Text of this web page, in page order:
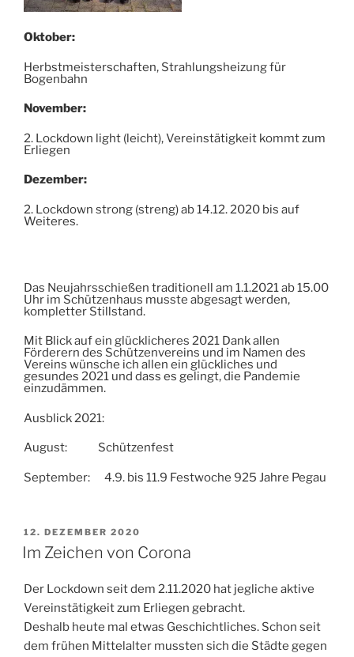
Oktober:
Herbstmeisterschaften, Strahlungsheizung für
Bogenbahn
November:
2. Lockdown light (leicht), Vereinstätigkeit kommt zum
Erliegen
Dezember:
2. Lockdown strong (streng) ab 14.12. 2020 bis auf
Weiteres.
Das Neujahrsschießen traditionell am 1.1.2021 ab 15.00
Uhr im Schützenhaus musste abgesagt werden,
kompletter Stillstand.
Mit Blick auf ein glücklicheres 2021 Dank allen
Förderern des Schützenvereins und im Namen des
Vereins wünsche ich allen ein glückliches und
gesundes 2021 und dass es gelingt, die Pandemie
einzudämmen.
Ausblick 2021:
August: Schützenfest
September: 4.9. bis 11.9 Festwoche 925 Jahre Pegau
VERÖFFENTLICHT
AM
12. DEZEMBER 2020
Im Zeichen von Corona
Der Lockdown seit dem 2.11.2020 hat jegliche aktive
Vereinstätigkeit zum Erliegen gebracht.
Deshalb heute mal etwas Geschichtliches. Schon seit
dem frühen Mittelalter mussten sich die Städte gegen